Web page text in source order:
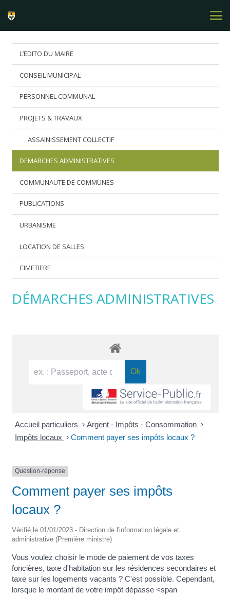
L’EDITO DU MAIRE
CONSEIL MUNICIPAL
PERSONNEL COMMUNAL
PROJETS & TRAVAUX
ASSAINISSEMENT COLLECTIF
DEMARCHES ADMINISTRATIVES
COMMUNAUTE DE COMMUNES
PUBLICATIONS
URBANISME
LOCATION DE SALLES
CIMETIERE
DÉMARCHES ADMINISTRATIVES
Accueil particuliers > Argent - Impôts - Consommation >
Impôts locaux > Comment payer ses impôts locaux ?
Question-réponse
Comment payer ses impôts
locaux ?
Vérifié le 01/01/2023 - Direction de l'information légale et
administrative (Première ministre)
Vous voulez choisir le mode de paiement de vos taxes
foncières, taxe d'habitation sur les résidences secondaires et
taxe sur les logements vacants ? C'est possible. Cependant,
lorsque le montant de votre impôt dépasse <span